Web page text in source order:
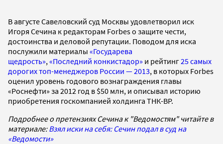
В августе Савеловский суд Москвы удовлетворил иск
Игоря Сечина к редакторам Forbes о защите чести,
достоинства и деловой репутации. Поводом для иска
послужили материалы «Государева
щедрость», «Последний конкистадор» и рейтинг25 самых
дорогих топ-менеджеров России — 2013, в которых Forbes
оценил уровень годового вознаграждения главы
«Роснефти» за 2012 год в $50 млн, и описывал историю
приобретения госкомпанией холдинга ТНК-ВР.
Подробнее о претензиях Сечина к "Ведомостям" читайте в
материале:Взял иски на себя: Сечин подал в суд на
«Ведомости»